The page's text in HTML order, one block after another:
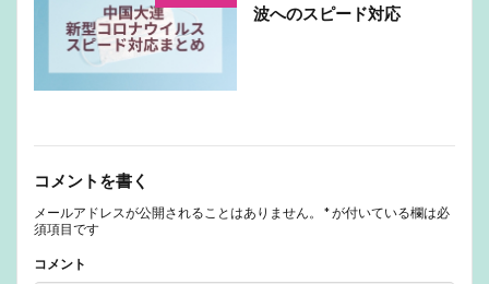
波へのスピード対応
コメントを書く
メールアドレスが公開されることはありません。 *が付いている欄は必
須項目です
コメント